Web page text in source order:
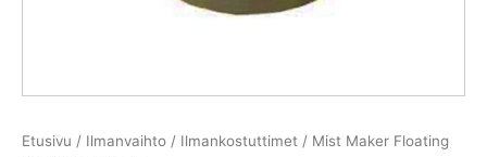
Etusivu / Ilmanvaihto / Ilmankostuttimet / Mist Maker Floating